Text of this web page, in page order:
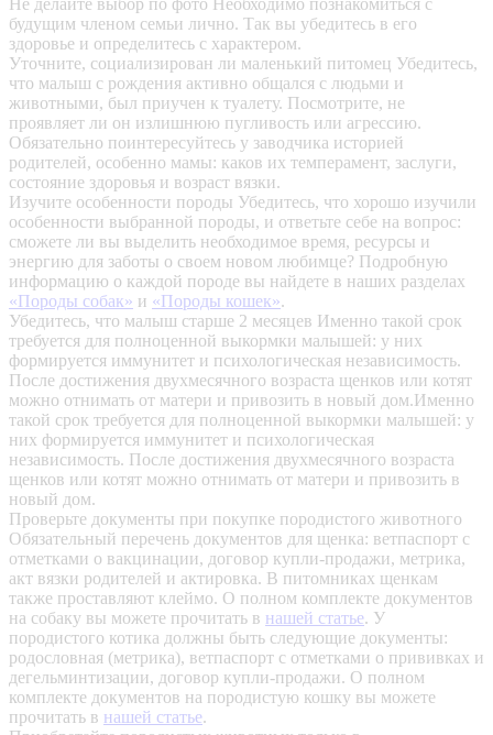
будущим членом семьи лично. Так вы убедитесь в его
здоровье и определитесь с характером.
Уточните, социализирован ли маленький питомец Убедитесь,
что малыш с рождения активно общался с людьми и
животными, был приучен к туалету. Посмотрите, не
проявляет ли он излишнюю пугливость или агрессию.
Обязательно поинтересуйтесь у заводчика историей
родителей, особенно мамы: каков их темперамент, заслуги,
состояние здоровья и возраст вязки.
Изучите особенности породы Убедитесь, что хорошо изучили
особенности выбранной породы, и ответьте себе на вопрос:
сможете ли вы выделить необходимое время, ресурсы и
энергию для заботы о своем новом любимце? Подробную
информацию о каждой породе вы найдете в наших разделах
«Породы собак» и «Породы кошек».
Убедитесь, что малыш старше 2 месяцев Именно такой срок
требуется для полноценной выкормки малышей: у них
формируется иммунитет и психологическая независимость.
После достижения двухмесячного возраста щенков или котят
можно отнимать от матери и привозить в новый дом.Именно
такой срок требуется для полноценной выкормки малышей: у
них формируется иммунитет и психологическая
независимость. После достижения двухмесячного возраста
щенков или котят можно отнимать от матери и привозить в
новый дом.
Проверьте документы при покупке породистого животного
Обязательный перечень документов для щенка: ветпаспорт с
отметками о вакцинации, договор купли-продажи, метрика,
акт вязки родителей и актировка. В питомниках щенкам
также проставляют клеймо. О полном комплекте документов
на собаку вы можете прочитать в нашей статье. У
породистого котика должны быть следующие документы:
родословная (метрика), ветпаспорт с отметками о прививках и
дегельминтизации, договор купли-продажи. О полном
комплекте документов на породистую кошку вы можете
прочитать в нашей статье.